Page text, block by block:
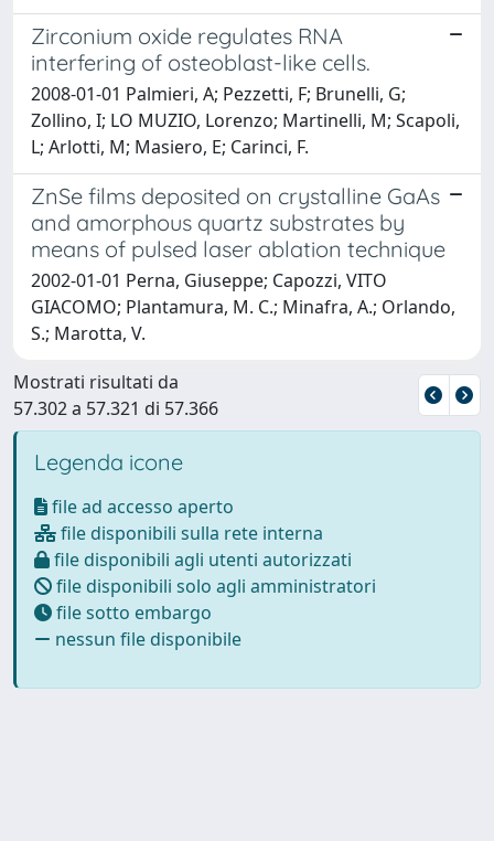
Zirconium oxide regulates RNA
interfering of osteoblast-like cells.
2008-01-01 Palmieri, A; Pezzetti, F; Brunelli, G;
Zollino, I; LO MUZIO, Lorenzo; Martinelli, M; Scapoli,
L; Arlotti, M; Masiero, E; Carinci, F.
ZnSe films deposited on crystalline GaAs
and amorphous quartz substrates by
means of pulsed laser ablation technique
2002-01-01 Perna, Giuseppe; Capozzi, VITO
GIACOMO; Plantamura, M. C.; Minafra, A.; Orlando,
S.; Marotta, V.
Mostrati risultati da
57.302 a 57.321 di 57.366
Legenda icone
file ad accesso aperto
file disponibili sulla rete interna
file disponibili agli utenti autorizzati
file disponibili solo agli amministratori
file sotto embargo
nessun file disponibile